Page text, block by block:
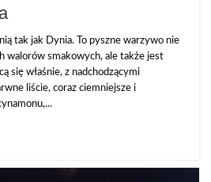
tak jak Dynia. To pyszne warzywo nie
walorów smakowych, ale także jest
się właśnie, z nadchodzącymi
liście, coraz ciemniejsze i